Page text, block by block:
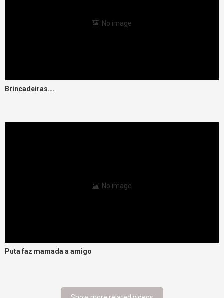
No image
Brincadeiras….
No image
Puta faz mamada a amigo